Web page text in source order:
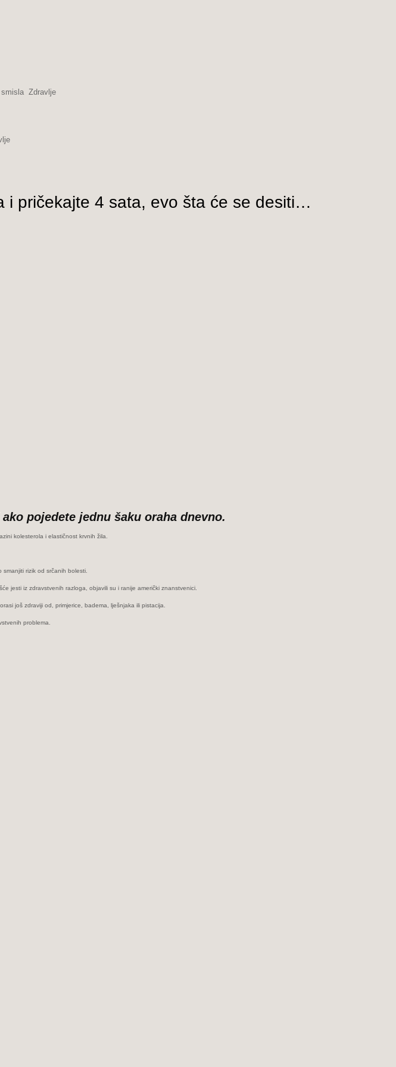
Zdravlje
i pričekajte 4 sata, evo šta će se desiti…
pojedete jednu šaku oraha dnevno.
kоlеstеrоlа i еlаstičnоst krvnih žila.
rizik оd srčаnih bоlеsti.
jesti iz zdravstvenih razloga, objavili su i ranije američki znanstvenici.
još zdraviji od, primjerice, badema, lješnjaka ili pistacija.
problema.